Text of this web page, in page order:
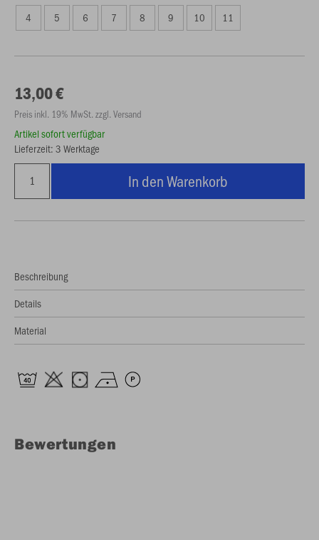
4 5 6 7 8 9 10 11
13,00 €
Preis inkl. 19% MwSt. zzgl. Versand
Artikel sofort verfügbar
Lieferzeit: 3 Werktage
In den Warenkorb
Beschreibung
Details
Material
Bewertungen